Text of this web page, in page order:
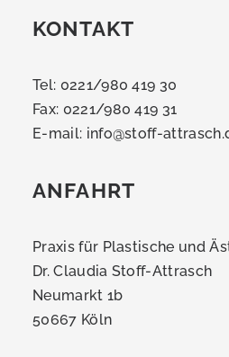
KONTAKT
Tel: 0221/980 419 30
Fax: 0221/980 419 31
E-mail: info@stoff-
ANFAHRT
Praxis für Plastische und
Dr. Claudia Stoff-Attrasch
Neumarkt 1b
50667 Köln